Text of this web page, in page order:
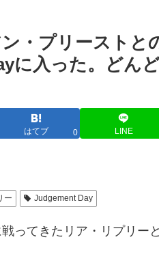
・プリーストと
に入った。どん
はてブ 0 LINE
ー Judgement Day
ってきたリア・リプリー